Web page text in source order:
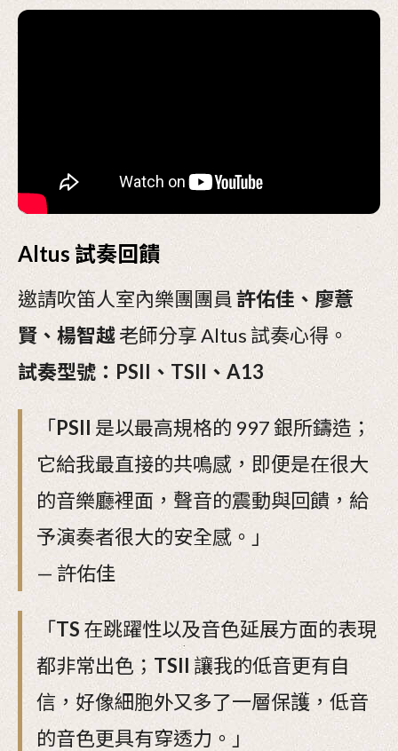
Altus 試奏回饋
邀請吹笛人室內樂團團員 許佑佳、廖薏
賢、楊智越老師分享 Altus 試奏心得。
試奏型號：PSII、TSII、A13
「PSII 是以最高規格的 997 銀所鑄造；
它給我最直接的共鳴感，即便是在很大
的音樂廳裡面，聲音的震動與回饋，給
予演奏者很大的安全感。」
— 許佑佳
「TS 在跳躍性以及音色延展方面的表現
都非常出色； TSII 讓我的低音更有自
信，好像細胞外又多了一層保護，低音
的音色更具有穿透力。」